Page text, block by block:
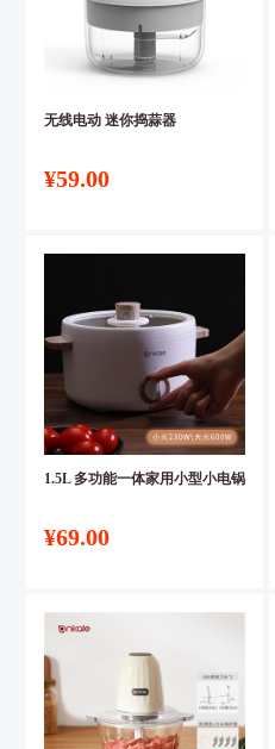
无线电动 迷你捣蒜器
¥59.00
1.5L 多功能一体家用小型小电锅
¥69.00